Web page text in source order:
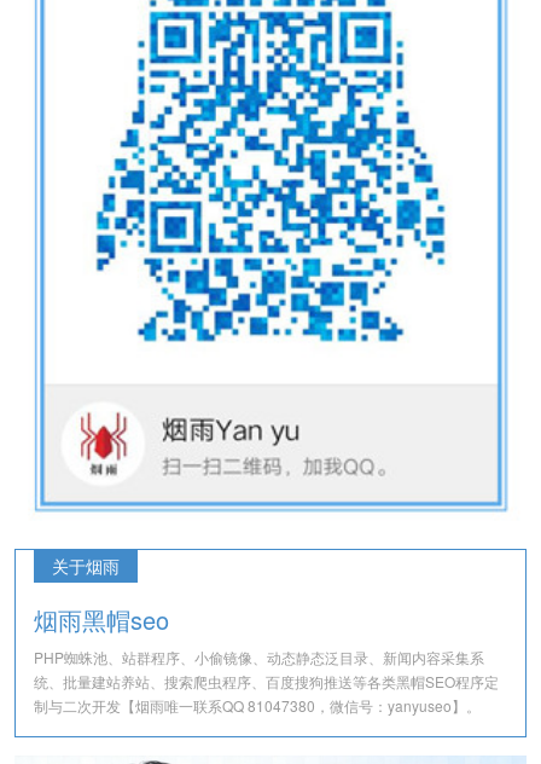
关于烟雨
烟雨黑帽seo
PHP蜘蛛池、站群程序、小偷镜像、动态静态泛目录、新闻内容采集系
统、批量建站养站、搜索爬虫程序、百度搜狗推送等各类黑帽SEO程序定
制与二次开发【烟雨唯一联系QQ 81047380，微信号：yanyuseo】。